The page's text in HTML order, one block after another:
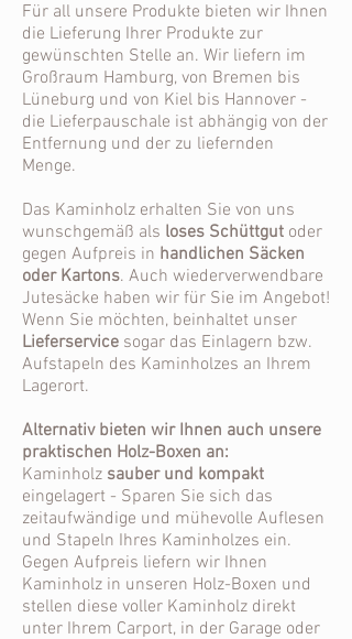
Für all unsere Produkte bieten wir Ihnen
die Lieferung Ihrer Produkte zur
gewünschten Stelle an. Wir liefern im
Großraum Hamburg, von Bremen bis
Lüneburg und von Kiel bis Hannover -
die Lieferpauschale ist abhängig von der
Entfernung und der zu liefernden
Menge.
Das Kaminholz erhalten Sie von uns
wunschgemäß als loses Schüttgut oder
gegen Aufpreis in handlichen Säcken
oder Kartons. Auch wiederverwendbare
Jutesäcke haben wir für Sie im Angebot!
Wenn Sie möchten, beinhaltet unser
Lieferservice sogar das Einlagern bzw.
Aufstapeln des Kaminholzes an Ihrem
Lagerort.
Alternativ bieten wir Ihnen auch unsere
praktischen Holz-Boxen an:
Kaminholz sauber und kompakt
eingelagert - Sparen Sie sich das
zeitaufwändige und mühevolle Auflesen
und Stapeln Ihres Kaminholzes ein.
Gegen Aufpreis liefern wir Ihnen
Kaminholz in unseren Holz-Boxen und
stellen diese voller Kaminholz direkt
unter Ihrem Carport, in der Garage oder